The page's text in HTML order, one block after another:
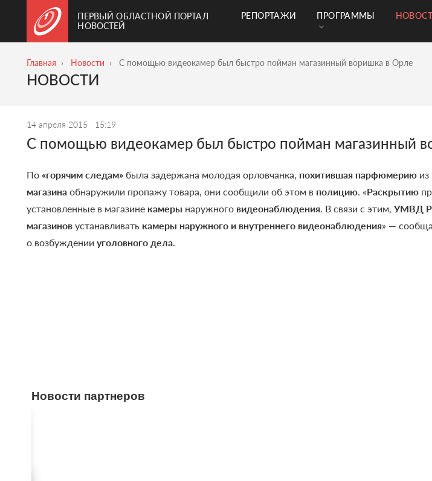
ПЕРВЫЙ ОБЛАСТНОЙ ПОРТАЛ
НОВОСТЕЙ
РЕПОРТАЖИ ПРОГРАММЫ
Главная Новости С помощью видеокамер был быстро пойман магазинный воришка в Орле
НОВОСТИ
14 апреля 2015 15:19
С помощью видеокамер был быстро пойман магазинный
По «горячим следам» была задержана молодая орловчанка, похитившая парфюмерию из
магазина обнаружили пропажу товара, они сообщили об этом в полицию. «Раскрытию
установленные в магазине камеры наружного видеонаблюдения. В связи с этим, УМВД
магазинов устанавливать камеры наружного и внутреннего видеонаблюдения» —
о возбужденииуголовного дела.
Новости партнеров